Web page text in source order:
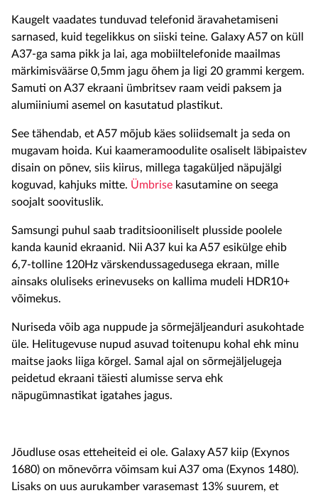
Kaugelt vaadates tunduvad telefonid äravahetamiseni
sarnased, kuid tegelikkus on siiski teine. Galaxy A57 on küll
A37-ga sama pikk ja lai, aga mobiiltelefonide maailmas
märkimisväärse 0,5mm jagu õhem ja ligi 20 grammi kergem.
Samuti on A37 ekraani ümbritsev raam veidi paksem ja
alumiiniumi asemel on kasutatud plastikut.
See tähendab, et A57 mõjub käes soliidsemalt ja seda on
mugavam hoida. Kui kaameramoodulite osaliselt läbipaistev
disain on põnev, siis kiirus, millega tagaküljed näpujälgi
koguvad, kahjuks mitte. Ümbrise kasutamine on seega
soojalt soovituslik.
Samsungi puhul saab traditsiooniliselt plusside poolele
kanda kaunid ekraanid. Nii A37 kui ka A57 esikülge ehib
6,7-tolline 120Hz värskendussagedusega ekraan, mille
ainsaks oluliseks erinevuseks on kallima mudeli HDR10+
võimekus.
Nuriseda võib aga nuppude ja sõrmejäljeanduri asukohtade
üle. Helitugevuse nupud asuvad toitenupu kohal ehk minu
maitse jaoks liiga kõrgel. Samal ajal on sõrmejäljelugeja
peidetud ekraani täiesti alumisse serva ehk
näpugümnastikat igatahes jagus.
Jõudluse osas etteheiteid ei ole. Galaxy A57 kiip (Exynos
1680) on mõnevõrra võimsam kui A37 oma (Exynos 1480).
Lisaks on uus aurukamber varasemast 13% suurem, et